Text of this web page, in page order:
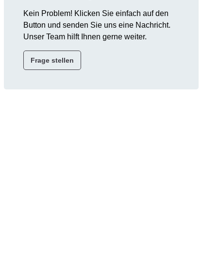
Kein Problem! Klicken Sie einfach auf den
Button und senden Sie uns eine Nachricht.
Unser Team hilft Ihnen gerne weiter.
Frage stellen